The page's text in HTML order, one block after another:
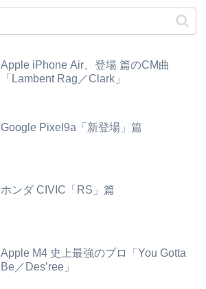
Apple iPhone Air、登場 篇のCM曲
「Lambent Rag／Clark」
Google Pixel9a「新登場」篇
ホンダ CIVIC「RS」篇
Apple M4 史上最強のプロ「You Gotta
Be／Des’ree」